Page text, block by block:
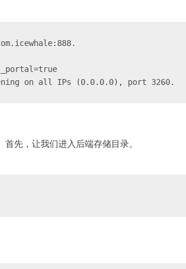
on all IPs (0.0.0.0), port 3260.
先，让我们进入后端存储目录。